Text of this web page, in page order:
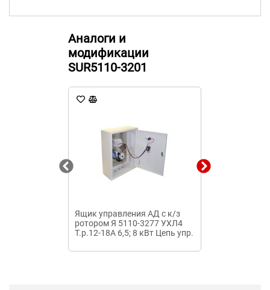
Аналоги и
модификации
SUR5110-3201
Ящик управления АД с к/з
ротором Я 5110-3277 УХЛ4
Т.р.12-18А 6,5; 8 кВт Цепь упр.